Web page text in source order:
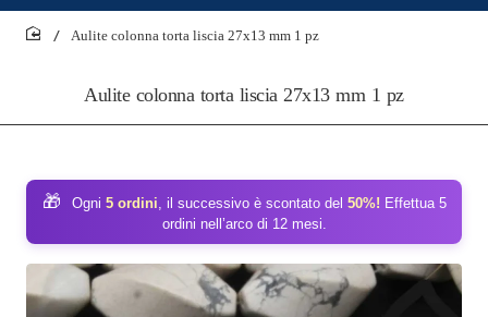
Aulite colonna torta liscia 27x13 mm 1 pz
Aulite colonna torta liscia 27x13 mm 1 pz
🎁 Ogni 5 ordini, il successivo è scontato del 50%! Effettua 5
ordini nell’arco di 12 mesi.